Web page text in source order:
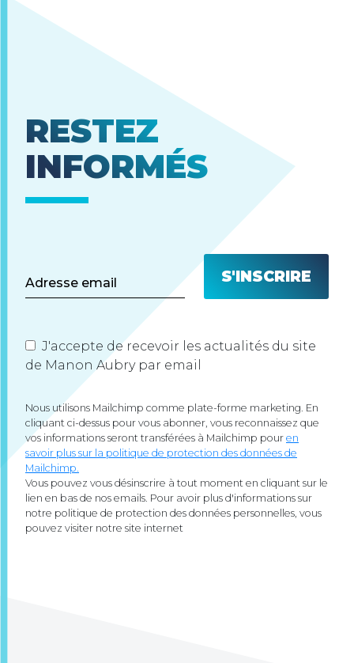
RESTEZ
INFORMÉS
J'accepte de recevoir les actualités du site
de Manon Aubry par email
Nous utilisons Mailchimp comme plate-forme marketing. En
cliquant ci-dessus pour vous abonner, vous reconnaissez que
vos informations seront transférées à Mailchimp pour en
savoir plus sur la politique de protection des données de
Mailchimp.
Vous pouvez vous désinscrire à tout moment en cliquant sur le
lien en bas de nos emails. Pour avoir plus d'informations sur
notre politique de protection des données personnelles, vous
pouvez visiter notre site internet